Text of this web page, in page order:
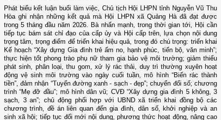
Phát biểu kết luận buổi làm việc , Chủ tịch Hội LHPN tỉnh Nguyễn Vũ Thu
Hòa ghi nhận những kết quả mà Hội LHPN xã Quảng Hà đãđạt được
trong 5 tháng đầu năm 2026. Bà nhấn mạnh, trong thời gian tới, Hội cần
tiếp tục bám sát chỉ đạo của cấp ủy và Hội cấp trên, lựa chọn nội dung
trọng tâm, trọng điểm để triển khai hiệu quả, trong đó chú trọng: triển khai
Kế hoạch “Xây dựng Gia đình trẻ ấm no, hạnh phúc, tiến bộ, văn minh”;
thực hiện tốt phong trào phụ nữ tham gia bảo vệ môi trường; giảm thiểu
phát sinh, phân loại, thu gom, xử lý rác thải, duy trì thường xuyên hoạt
động vệ sinh môi trường vào ngày cuối tuần, mô hình “Biến rác thành
tiền”, đảm nhận “Tuyến đường xanh - sạch - đẹp”; chuyển đổi số; chương
trình “Mẹ đỡ đầu”; mô hình dân vũ; CVĐ “Xây dựng gia đình 5 không, 3
sạch, 3 an”; chủ động phối hợp với UBND xã triển khai đồng bộ các
chương trình, đề án liên quan đến gia đình, dân số, khởi nghiệp và an
sinh xã hội; tiếp tục đổi mới nội dung, phương thức hoạt động, nâng cao